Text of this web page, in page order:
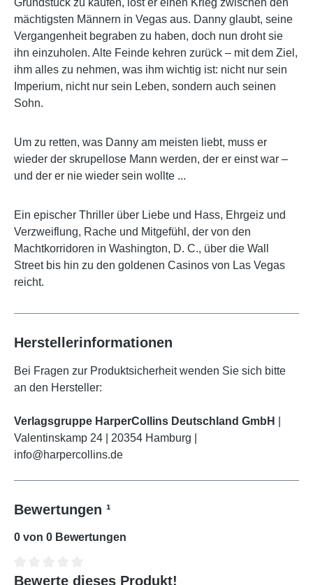
mächtigsten Männern in Vegas aus. Danny glaubt, seine
Vergangenheit begraben zu haben, doch nun droht sie
ihn einzuholen. Alte Feinde kehren zurück – mit dem Ziel,
ihm alles zu nehmen, was ihm wichtig ist: nicht nur sein
Imperium, nicht nur sein Leben, sondern auch seinen
Sohn.
Um zu retten, was Danny am meisten liebt, muss er
wieder der skrupellose Mann werden, der er einst war –
und der er nie wieder sein wollte ...
Ein epischer Thriller über Liebe und Hass, Ehrgeiz und
Verzweiflung, Rache und Mitgefühl, der von den
Machtkorridoren in Washington, D. C., über die Wall
Street bis hin zu den goldenen Casinos von Las Vegas
reicht.
Herstellerinformationen
Bei Fragen zur Produktsicherheit wenden Sie sich bitte
an den Hersteller:
Verlagsgruppe HarperCollins Deutschland GmbH
Valentinskamp 24 | 20354 Hamburg |
info@harpercollins.de
Bewertungen ¹
0 von 0 Bewertungen
Durchschnittliche Bewertung von 0 von 5 Sternen
Bewerte dieses Produkt!